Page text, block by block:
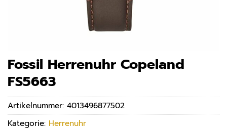
Fossil Herrenuhr Copeland
FS5663
Artikelnummer: 4013496877502
Kategorie: Herrenuhr